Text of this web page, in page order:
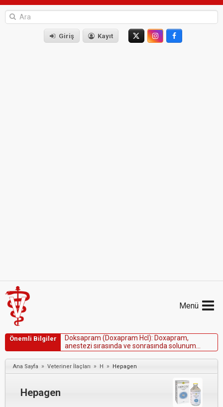
Giriş Kayıt
Menü
Önemli Bilgiler Doksapram (Doxapram Hc): Doxapram,
anestezi sırasında ve sonrasında so unum
merkeziniuyararakuyanmayıvereflekslerin
geridönüşünühızlandırmakiçinatlarda,
ke dilerde v e kö p eklerde
Ana Sayfa » Veteriner İlaçları » H » Hepagen
Hepagen